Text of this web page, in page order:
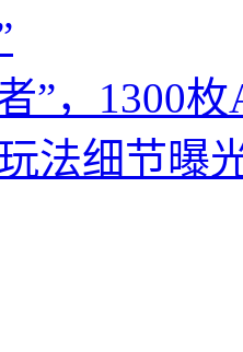
”，1300
玩法细节